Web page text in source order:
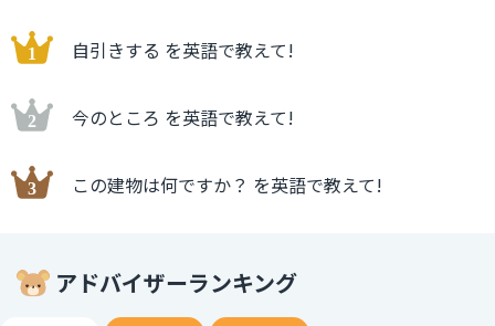
自引きする を英語で教えて!
今のところ を英語で教えて!
この建物は何ですか？ を英語で教えて!
アドバイザーランキング